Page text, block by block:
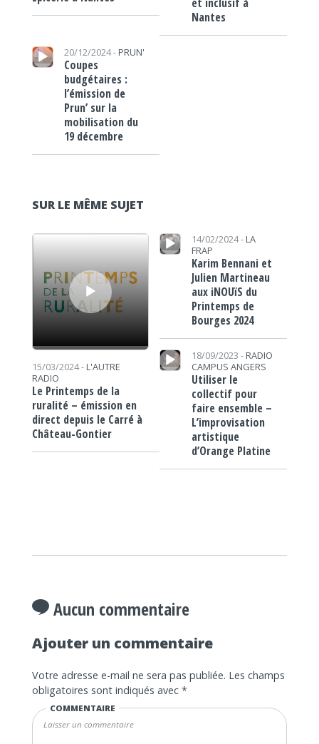
Nantes
Lecteur audio
20/12/2024 - PRUN'
Coupes
budgétaires :
l’émission de
Prun’ sur la
mobilisation du
19 décembre
SUR LE MÊME SUJET
Lecteur audio
15/03/2024 - L'AUTRE
RADIO
Le Printemps de la
ruralité – émission en
direct depuis le Carré à
Château-Gontier
Lecteur audio 14/02/2024 - LA
FRAP
Karim Bennani et
Julien Martineau
aux iNOUïS du
Printemps de
Bourges 2024
Lecteur audio
18/09/2023 - RADIO
CAMPUS ANGERS
Utiliser le
collectif pour
faire ensemble –
L’improvisation
artistique
d’Orange Platine
Aucun commentaire
Ajouter un commentaire
Votre adresse e-mail ne sera pas publiée. Les champs
obligatoires sont indiqués avec *
COMMENTAIRE